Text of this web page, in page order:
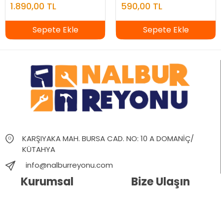
1.890,00 TL
Sepete Ekle
590,00 TL
Sepete Ekle
KARŞIYAKA MAH. BURSA CAD. NO: 10 A DOMANİÇ/
KÜTAHYA
info@nalburreyonu.com
Kurumsal Bize Ulaşın